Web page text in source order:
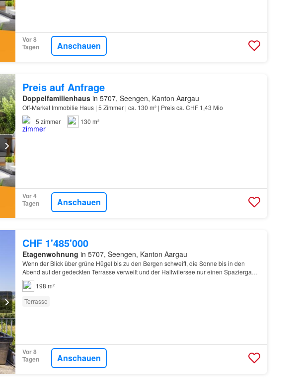
Vor 8
Tagen
Anschauen
Preis auf Anfrage
Doppelfamilienhausin 5707, Seengen, Kanton Aargau
Off-Market Immobilie Haus | 5 Zimmer | ca. 130 m² | Preis ca. CHF 1,43 Mio
5 zimmer 130 m²
Vor 4
Tagen
Anschauen
CHF 1'485'000
Etagenwohnung in 5707, Seengen, Kanton Aargau
Wenn der Blick über grüne Hügel bis zu den Bergen schweift, die Sonne bis in den
Abend auf der gedeckten Terrasse verweilt und der Hallwilersee nur einen Spaziergang
entfernt liegt, dann sind Sie in dieser Wohnoase angekommen…
198 m²
Terrasse
Vor 8
Tagen
Anschauen